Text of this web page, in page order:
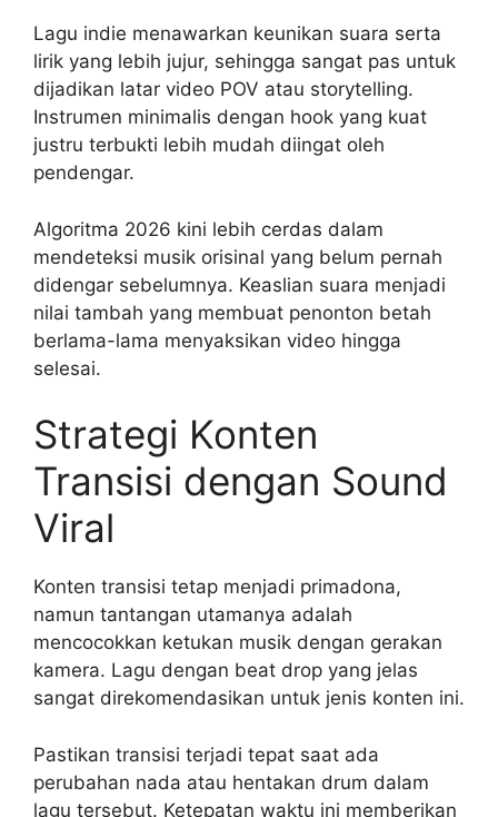
Lagu indie menawarkan keunikan suara serta
lirik yang lebih jujur, sehingga sangat pas untuk
dijadikan latar video POV atau storytelling.
Instrumen minimalis dengan hook yang kuat
justru terbukti lebih mudah diingat oleh
pendengar.
Algoritma 2026 kini lebih cerdas dalam
mendeteksi musik orisinal yang belum pernah
didengar sebelumnya. Keaslian suara menjadi
nilai tambah yang membuat penonton betah
berlama-lama menyaksikan video hingga
selesai.
Strategi Konten
Transisi dengan Sound
Viral
Konten transisi tetap menjadi primadona,
namun tantangan utamanya adalah
mencocokkan ketukan musik dengan gerakan
kamera. Lagu dengan beat drop yang jelas
sangat direkomendasikan untuk jenis konten ini.
Pastikan transisi terjadi tepat saat ada
perubahan nada atau hentakan drum dalam
lagu tersebut. Ketepatan waktu ini memberikan